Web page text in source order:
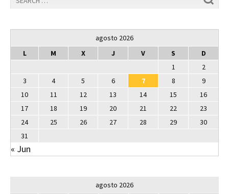
agosto 2026
L
M X J V S
D
1
2
3
4 5 6 7 8
9
10
11 12 13 14 15
16
17
18 19 20 21 22
23
24
25 26 27 28 29
30
31
« Jun
agosto 2026